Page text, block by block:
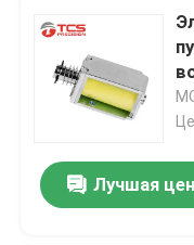
Лучшая